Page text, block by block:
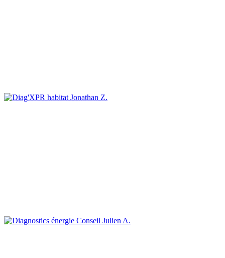
Jonathan Z.
Julien A.